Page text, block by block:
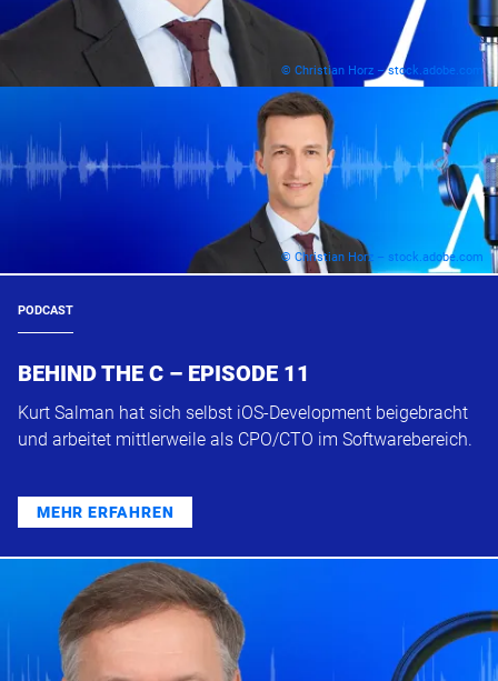
© Christian Horz – stock.adobe.com
© Christian Horz – stock.adobe.com
PODCAST
BEHIND THE C – EPISODE 11
Kurt Salman hat sich selbst iOS-Development beigebracht
und arbeitet mittlerweile als CPO/CTO im Softwarebereich.
MEHR ERFAHREN